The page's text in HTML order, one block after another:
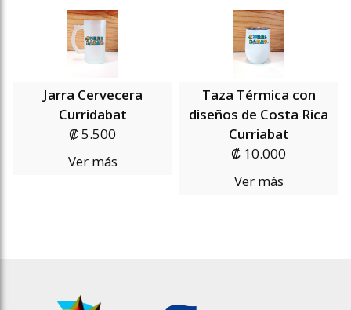
Jarra Cervecera
Curridabat
₡ 5.500
Ver más
Taza Térmica con
diseños de Costa Rica
Curriabat
₡ 10.000
Ver más